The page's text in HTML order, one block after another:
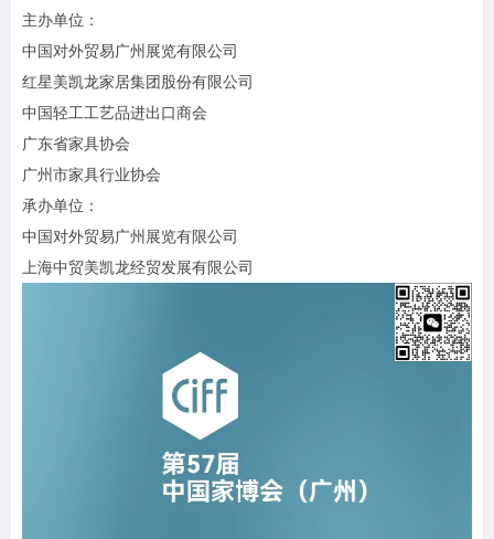
主办单位：
中国对外贸易广州展览有限公司
红星美凯龙家居集团股份有限公司
中国轻工工艺品进出口商会
广东省家具协会
广州市家具行业协会
承办单位：
中国对外贸易广州展览有限公司
上海中贸美凯龙经贸发展有限公司